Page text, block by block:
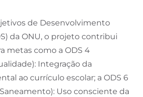
de Desenvolvimento
da ONU, o projeto contribui
metas como a ODS 4
Integração da
ao currículo escolar; a ODS 6
Uso consciente da